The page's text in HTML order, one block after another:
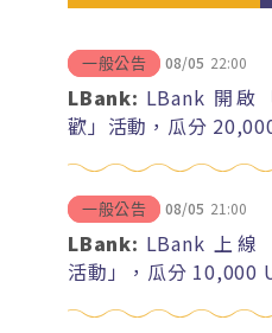
一般公告 08/05 22:00
LBank: LBank 開啟
歡」活動，瓜分
一般公告 08/05 21:00
LBank: LBank 上線
活動」，瓜分 10,000